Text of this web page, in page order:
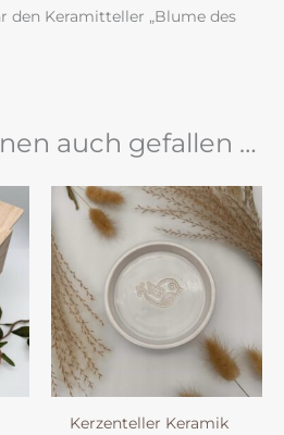
den Keramitteller „Blume des
auch gefallen …
Kerzenteller Keramik